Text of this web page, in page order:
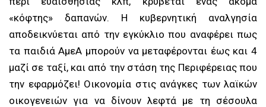
«κόφτης» δαπανών. Η κυβερνητική αναλγησία
αποδεικνύεται από την εγκύκλιο που αναφέρει πως
τα παιδιά ΑμεΑ μπορούν να μεταφέρονται έως και 4
μαζί σε ταξί, και από την στάση της Περιφέρειας που
την εφαρμόζει! Οικονομία στις ανάγκες των λαϊκών
οικογενειών για να δίνουν λεφτά με τη σέσουλα